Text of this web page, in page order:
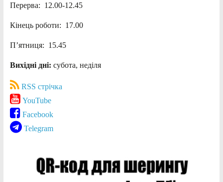
Перерва: 12.00-12.45
Кінець роботи: 17.00
П’ятниця: 15.45
Вихідні дні: субота, неділя
RSS стрічка
YouTube
Facebook
Telegram